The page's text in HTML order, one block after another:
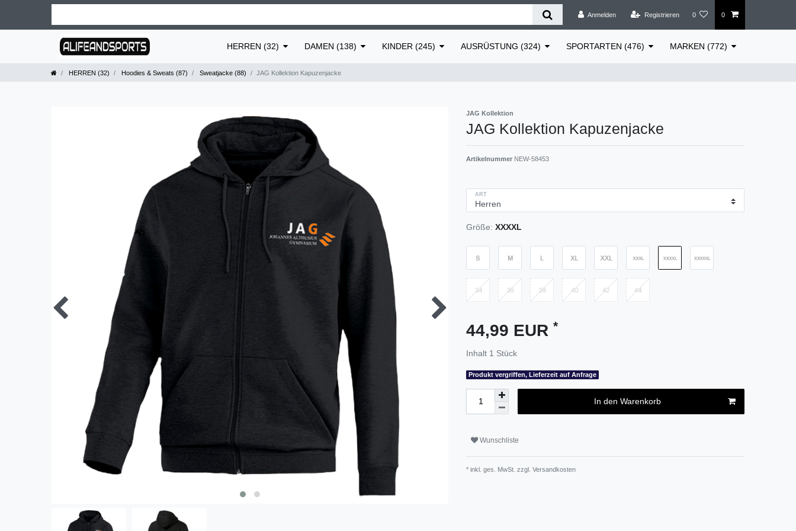
Anmelden Registrieren 0 0
HERREN (32) DAMEN (138) KINDER (245) AUSRÜSTUNG (324) SPORTARTEN (476) MARKEN (772)
HERREN (32) Hoodies & Sweats (87) Sweatjacke (88) JAG Kollektion Kapuzenjacke
JAG Kollektion
JAG Kollektion Kapuzenjacke
Artikelnummer NEW-58453
ART
Größe: XXXXL
44,99 EUR *
Inhalt 1 Stück
Produkt vergriffen, Lieferzeit auf Anfrage
In den Warenkorb
Wunschliste
* inkl. ges. MwSt. zzgl. Versandkosten